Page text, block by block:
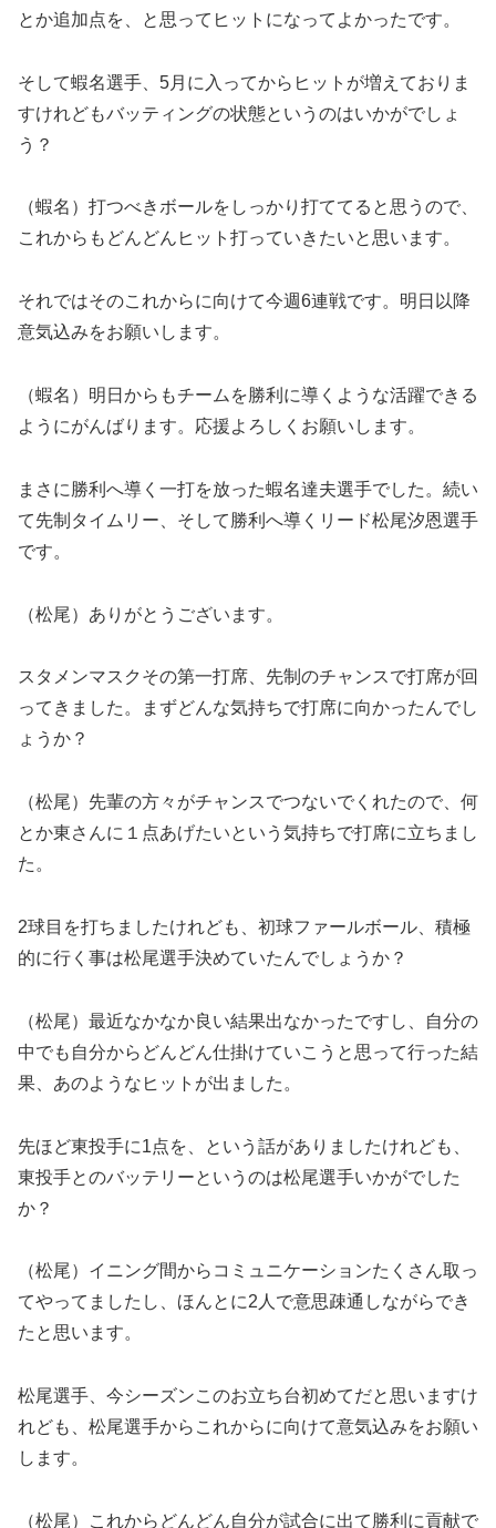
とか追加点を、と思ってヒットになってよかったです。
そして蝦名選手、5月に入ってからヒットが増えておりま
すけれどもバッティングの状態というのはいかがでしょ
う？
（蝦名）打つべきボールをしっかり打ててると思うので、
これからもどんどんヒット打っていきたいと思います。
それではそのこれからに向けて今週6連戦です。明日以降
意気込みをお願いします。
（蝦名）明日からもチームを勝利に導くような活躍できる
ようにがんばります。応援よろしくお願いします。
まさに勝利へ導く一打を放った蝦名達夫選手でした。続い
て先制タイムリー、そして勝利へ導くリード松尾汐恩選手
です。
（松尾）ありがとうございます。
スタメンマスクその第一打席、先制のチャンスで打席が回
ってきました。まずどんな気持ちで打席に向かったんでし
ょうか？
（松尾）先輩の方々がチャンスでつないでくれたので、何
とか東さんに１点あげたいという気持ちで打席に立ちまし
た。
2球目を打ちましたけれども、初球ファールボール、積極
的に行く事は松尾選手決めていたんでしょうか？
（松尾）最近なかなか良い結果出なかったですし、自分の
中でも自分からどんどん仕掛けていこうと思って行った結
果、あのようなヒットが出ました。
先ほど東投手に1点を、という話がありましたけれども、
東投手とのバッテリーというのは松尾選手いかがでした
か？
（松尾）イニング間からコミュニケーションたくさん取っ
てやってましたし、ほんとに2人で意思疎通しながらでき
たと思います。
松尾選手、今シーズンこのお立ち台初めてだと思いますけ
れども、松尾選手からこれからに向けて意気込みをお願い
します。
（松尾）これからどんどん自分が試合に出て勝利に貢献で